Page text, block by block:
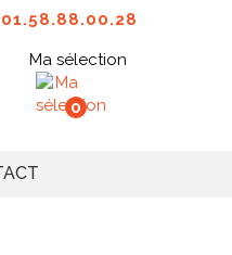
01.58.88.00.28
Ma sélection
0